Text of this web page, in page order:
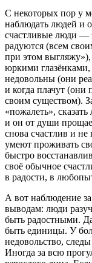
С некоторых пор у
наблюдать людей и
счастливые люди —
радуются (всем
при этом
юркими глазёнками,
недовольны (они
и когда плачут (они
своим существом).
«пожалеть»,
и он от души
снова счастлив и
умеют проживать
быстро
своё обычное
в радости, в
А вот наблюдение
выводам: люди
быть радостными.
быть единицы. У
недовольство,
Иногда за всю